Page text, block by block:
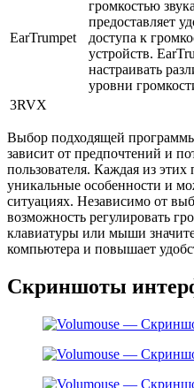
EarTrumpet
громкостью
предоставляет
доступа к
устройств.
настраивать
уровни
3RVX
Выбор подходящей
зависит от предпочтений и
пользователя. Каждая из
уникальные особенности и
ситуациях. Независимо от
возможность регулировать
клавиатуры или мыши
компьютера и повышает
Скриншоты